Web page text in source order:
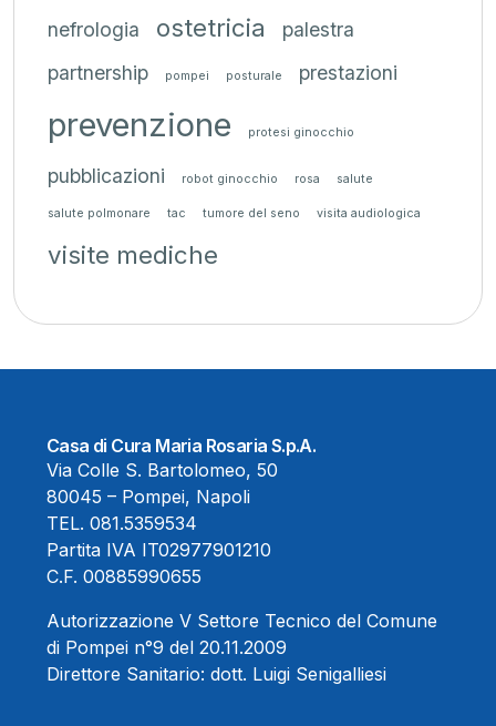
nefrologia ostetricia
palestra
partnership
pompei posturale prestazioni
prevenzione protesi ginocchio
pubblicazioni robot ginocchio rosa salute
salute polmonare tac tumore del seno visita audiologica
visite mediche
Casa di Cura Maria Rosaria S.p.A.
Via Colle S. Bartolomeo, 50
80045 – Pompei, Napoli
TEL. 081.5359534
Partita IVA IT02977901210
C.F. 00885990655
Autorizzazione V Settore Tecnico del Comune
di Pompei n°9 del 20.11.2009
Direttore Sanitario: dott. Luigi Senigalliesi